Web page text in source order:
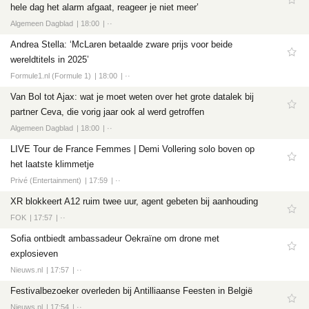
hele dag het alarm afgaat, reageer je niet meer’
Algemeen Dagblad 18:00 ··
Andrea Stella: ‘McLaren betaalde zware prijs voor beide
wereldtitels in 2025’
Formule1.nl (Formule 1) 18:00 ··
Van Bol tot Ajax: wat je moet weten over het grote datalek bij
partner Ceva, die vorig jaar ook al werd getroffen
Algemeen Dagblad 18:00 ··
LIVE Tour de France Femmes | Demi Vollering solo boven op
het laatste klimmetje
Privé (Entertainment) 17:59 ··
XR blokkeert A12 ruim twee uur, agent gebeten bij aanhouding
FOK 17:57 ··
Sofia ontbiedt ambassadeur Oekraïne om drone met
explosieven
Nieuws.nl 17:57 ··
Festivalbezoeker overleden bij Antilliaanse Feesten in België
Nieuws.nl 17:54 ··